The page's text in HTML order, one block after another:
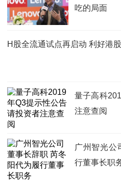
吃的局面
H股全流通试点再启动 利好港
量子高科
注意查阅
广州智光公
行董事长职